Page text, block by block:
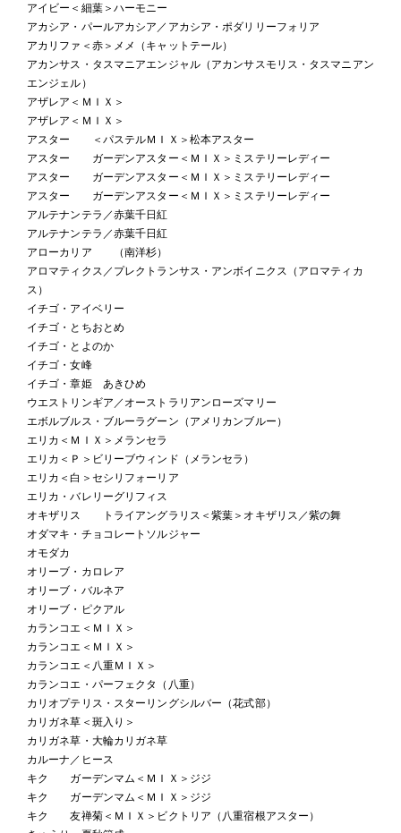
アイビー＜細葉＞ハーモニー
アカシア・パールアカシア／アカシア・ポダリリーフォリア
アカリファ＜赤＞メメ（キャットテール）
アカンサス・タスマニアエンジャル（アカンサスモリス・タスマニアン
エンジェル）
アザレア＜ＭＩＸ＞
アザレア＜ＭＩＸ＞
アスター ＜パステルＭＩＸ＞松本アスター
アスター ガーデンアスター＜ＭＩＸ＞ミステリーレディー
アスター ガーデンアスター＜ＭＩＸ＞ミステリーレディー
アスター ガーデンアスター＜ＭＩＸ＞ミステリーレディー
アルテナンテラ／赤葉千日紅
アルテナンテラ／赤葉千日紅
アローカリア （南洋杉）
アロマティクス／プレクトランサス・アンボイニクス（アロマティカ
ス）
イチゴ・アイベリー
イチゴ・とちおとめ
イチゴ・とよのか
イチゴ・女峰
イチゴ・章姫 あきひめ
ウエストリンギア／オーストラリアンローズマリー
エボルブルス・ブルーラグーン（アメリカンブルー）
エリカ＜ＭＩＸ＞メランセラ
エリカ＜Ｐ＞ビリーブウィンド（メランセラ）
エリカ＜白＞セシリフォーリア
エリカ・バレリーグリフィス
オキザリス トライアングラリス＜紫葉＞オキザリス／紫の舞
オダマキ・チョコレートソルジャー
オモダカ
オリーブ・カロレア
オリーブ・バルネア
オリーブ・ピクアル
カランコエ＜ＭＩＸ＞
カランコエ＜ＭＩＸ＞
カランコエ＜八重ＭＩＸ＞
カランコエ・パーフェクタ（八重）
カリオプテリス・スターリングシルバー（花式部）
カリガネ草＜斑入り＞
カリガネ草・大輪カリガネ草
カルーナ／ヒース
キク ガーデンマム＜ＭＩＸ＞ジジ
キク ガーデンマム＜ＭＩＸ＞ジジ
キク 友禅菊＜ＭＩＸ＞ビクトリア（八重宿根アスター）